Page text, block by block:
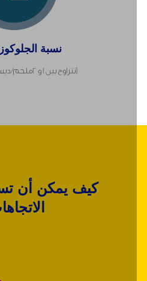
نسبة
(تتراوح بين 1 و 2ملجم/ ديسيلتر في الدقيقة)
كيف يمكن أن